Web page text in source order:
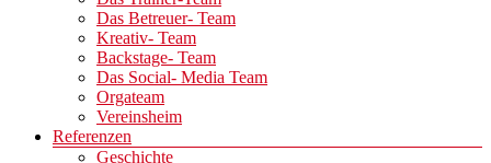
Das Betreuer- Team
Kreativ- Team
Backstage- Team
Das Social- Media Team
Orgateam
Vereinsheim
Referenzen
Geschichte